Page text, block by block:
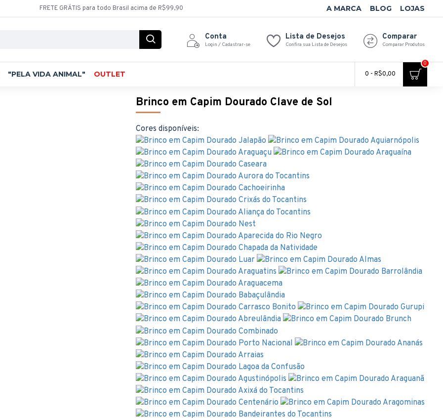
FRETE GRÁTIS para todo Brasil acima de R$99,90 A MARCA BLOG LOJAS
Conta
Login / Cadastrar-se
Lista de Desejos
Confira sua Lista de Desejos
Comparar
Comparar Produtos
"PELA VIDA ANIMAL" OUTLET 0 - R$0,00
0
Brinco em Capim Dourado Clave de Sol
Cores disponíveis: